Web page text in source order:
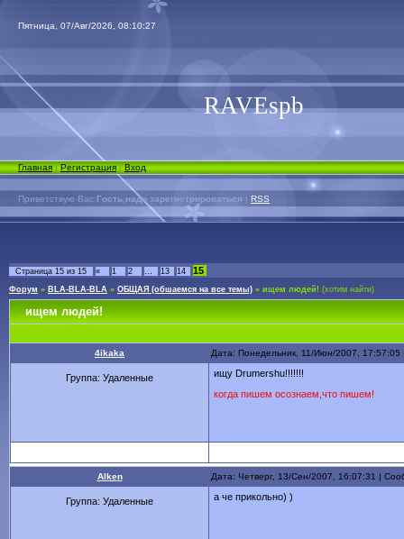
Пятница, 07/Авг/2026, 08:10:27
RAVEspb
Главная|Регистрация|Вход
Приветствую Вас Гость,надо зарегистрироваться | RSS
Страница 15 из 15 « 1 2 … 13 14 15
Форум » BLA-BLA-BLA » ОБЩАЯ (обшаемся на все темы) » ищем людей! (хотим найти)
ищем людей!
4ikaka Дата: Понедельник, 11/Июн/2007,
Группа: Удаленные
ищу Drumershu!!!!!!!
когда пишем осознаем,что пишем!
Alken Дата: Четверг, 13/Сен/2007, 16:07:31 |
Группа: Удаленные а че прикольно) )